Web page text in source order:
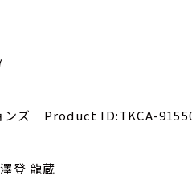
ンズ Product ID:TKCA-
登 龍蔵